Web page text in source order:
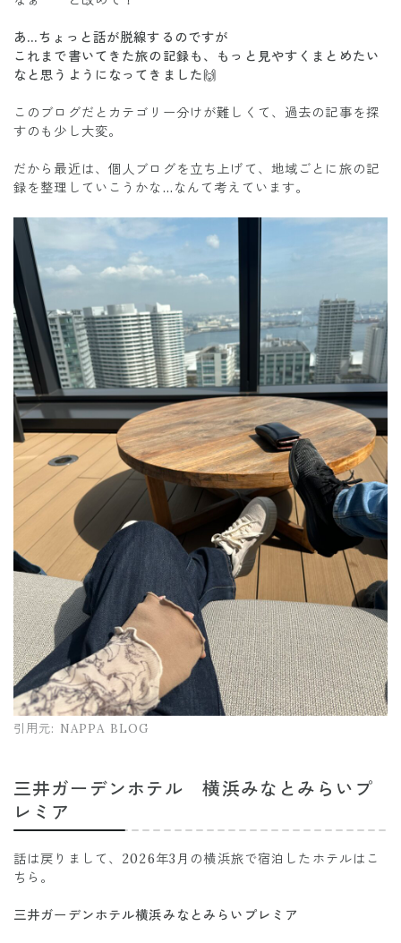
あ…ちょっと話が脱線するのですが
これまで書いてきた旅の記録も、もっと見やすくまとめたい
なと思うようになってきました🙌
このブログだとカテゴリー分けが難しくて、過去の記事を探
すのも少し大変。
だから最近は、個人ブログを立ち上げて、地域ごとに旅の記
録を整理していこうかな…なんて考えています。
引用元: NAPPA BLOG
三井ガーデンホテル 横浜みなとみらいプ
レミア
話は戻りまして、2026年3月の横浜旅で宿泊したホテルはこ
ちら。
三井ガーデンホテル横浜みなとみらいプレミア